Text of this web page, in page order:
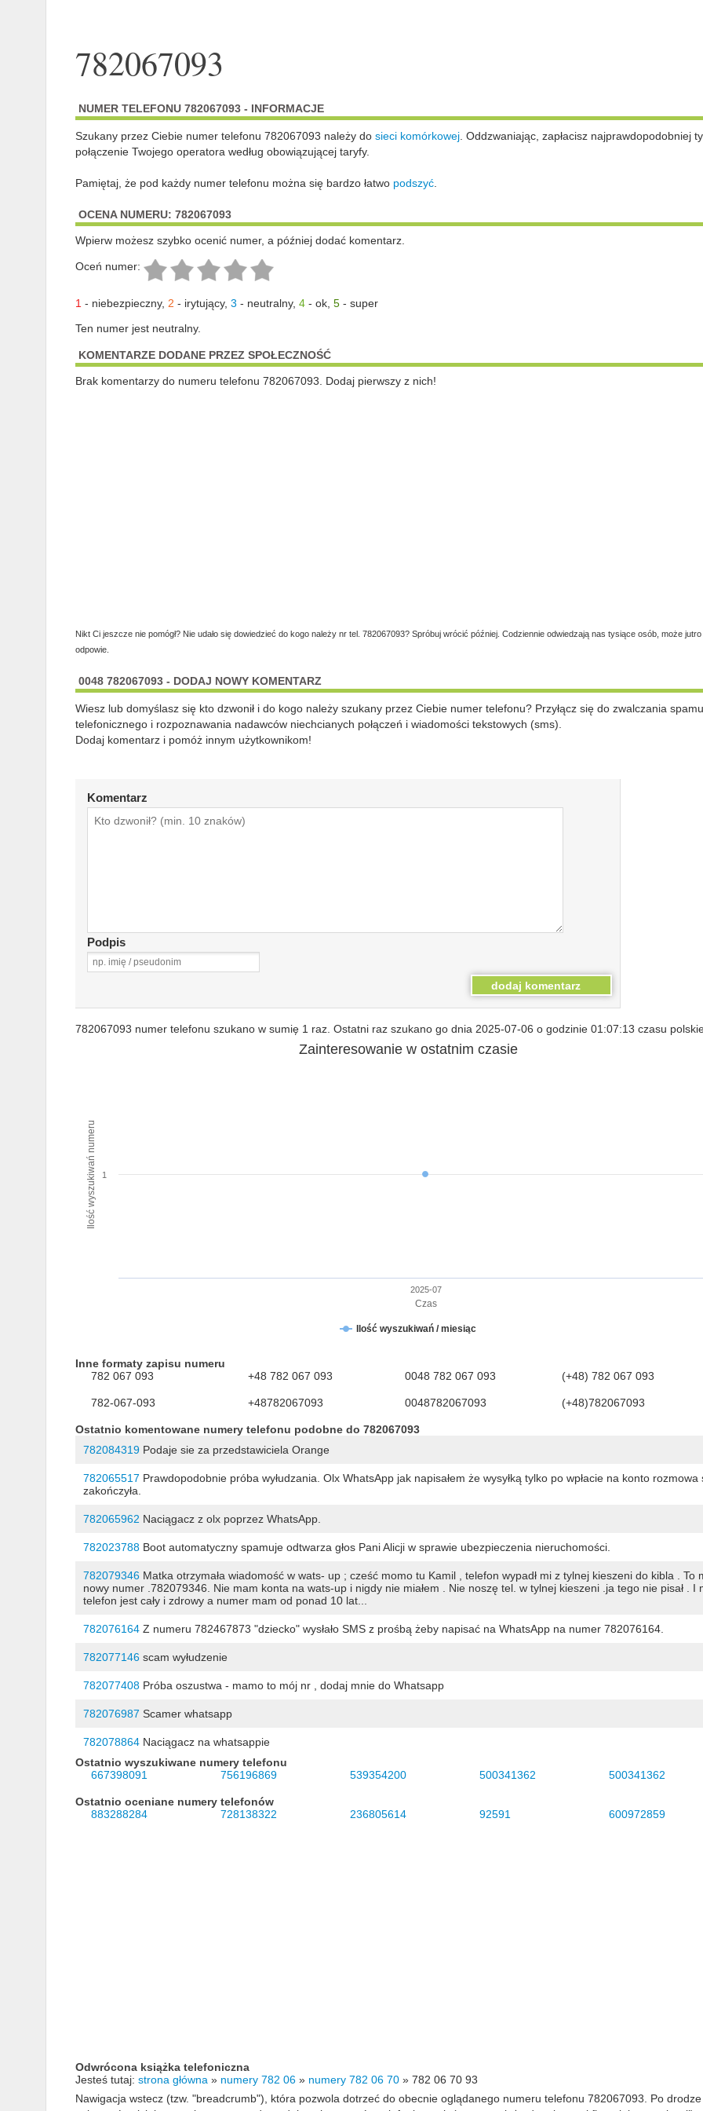
782067093
NUMER TELEFONU 782067093 - INFORMACJE
Szukany przez Ciebie numer telefonu 782067093 należy do sieci komórkowej. Oddzwaniając, zapłacisz najprawdopodobniej
połączenie Twojego operatora według obowiązującej taryfy.
Pamiętaj, że pod każdy numer telefonu można się bardzo łatwo podszyć.
OCENA NUMERU: 782067093
Wpierw możesz szybko ocenić numer, a później dodać komentarz.
Oceń numer:
1- niebezpieczny, 2 - irytujący, 3 - neutralny, 4- ok, 5- super
Ten numer jest neutralny.
KOMENTARZE DODANE PRZEZ SPOŁECZNOŚĆ
Brak komentarzy do numeru telefonu 782067093. Dodaj pierwszy z nich!
Nikt Ci jeszcze nie pomógł? Nie udało się dowiedzieć do kogo należy nr tel. 782067093? Spróbuj wrócić później. Codziennie odwiedzają nas tysiące osób, może
odpowie.
0048 782067093 - DODAJ NOWY KOMENTARZ
Wiesz lub domyślasz się kto dzwonił i do kogo należy szukany przez Ciebie numer telefonu? Przyłącz się do zwalczania spamu
telefonicznego i rozpoznawania nadawców niechcianych połączeń i wiadomości tekstowych (sms).
Dodaj komentarz i pomóż innym użytkownikom!
Komentarz
Podpis
782067093 numer telefonu szukano w sumię 1 raz. Ostatni raz szukano go dnia 2025-07-06 o godzinie 01:07:13 czasu
Czas
Ilość wyszukiwań numeru
Zainteresowanie w ostatnim czasie
Ilość wyszukiwań / miesiąc
2025-07
1
Inne formaty zapisu numeru
782 067 093
+48 782 067 093 0048 782 067 093 (+48) 782 067 093
782-067-093 +48782067093 0048782067093 (+48)782067093
Ostatnio komentowane numery telefonu podobne do 782067093
782084319Podaje sie za przedstawiciela Orange
782065517 Prawdopodobnie próba wyłudzania. Olx WhatsApp jak napisałem że wysyłką tylko po wpłacie na konto rozmowa
zakończyła.
782065962 Naciągacz z olx poprzez WhatsApp.
782023788Boot automatyczny spamuje odtwarza głos Pani Alicji w sprawie ubezpieczenia nieruchomości.
782079346Matka otrzymała wiadomość w wats- up ; cześć momo tu Kamil , telefon wypadł mi z tylnej kieszeni do kibla . To
nowy numer .782079346. Nie mam konta na wats-up i nigdy nie miałem . Nie noszę tel. w tylnej kieszeni .ja tego nie pisał . I
telefon jest cały i zdrowy a numer mam od ponad 10 lat...
782076164Z numeru 782467873 "dziecko" wysłało SMS z prośbą żeby napisać na WhatsApp na numer 782076164.
782077146scam wyłudzenie
782077408Próba oszustwa - mamo to mój nr , dodaj mnie do Whatsapp
782076987 Scamer whatsapp
782078864Naciągacz na whatsappie
Ostatnio wyszukiwane numery telefonu
667398091
756196869 539354200 500341362 500341362
Ostatnio oceniane numery telefonów
883288284
728138322 236805614 92591 600972859
Odwrócona książka telefoniczna
Jesteś tutaj: strona główna » numery 782 06 » numery 782 06 70 » 782 06 70 93
Nawigacja wstecz (tzw. "breadcrumb"), która pozwola dotrzeć do obecnie oglądanego numeru telefonu 782067093. Po